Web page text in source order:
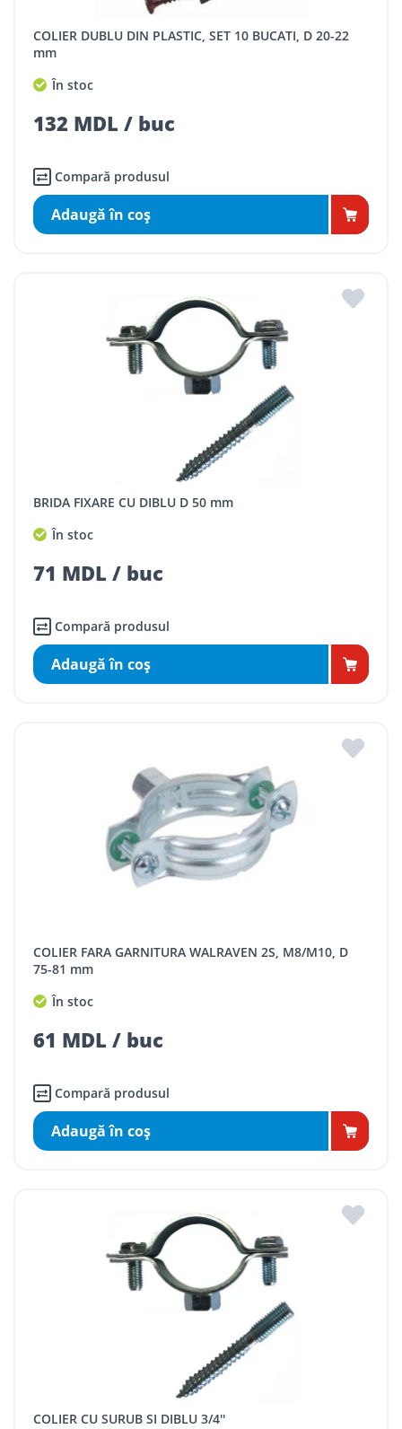
COLIER DUBLU DIN PLASTIC, SET 10 BUCATI, D 20-22
mm
În stoc
132 MDL / buc
Compară produsul
Adaugă în coş
BRIDA FIXARE CU DIBLU D 50 mm
În stoc
71 MDL / buc
Compară produsul
Adaugă în coş
COLIER FARA GARNITURA WALRAVEN 2S, M8/M10, D
75-81 mm
În stoc
61 MDL / buc
Compară produsul
Adaugă în coş
COLIER CU SURUB SI DIBLU 3/4''